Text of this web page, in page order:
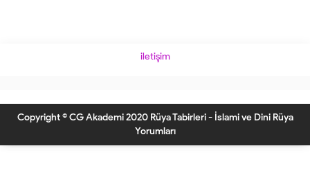
iletişim
Copyright © CG Akademi 2020 Rüya Tabirleri - İslami ve Dini Rüya
Yorumları